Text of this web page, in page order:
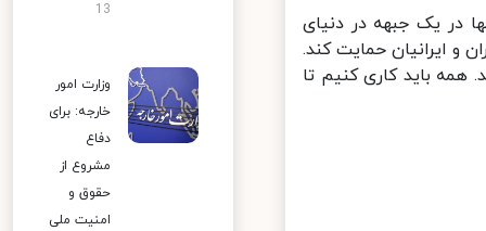
در یک جبهه در دنیای
ایرانیان حمایت کند.
باید کاری کنیم تا
13
وزارت امور
خارجه: برای
دفاع
مشروع از
حقوق و
امنیت ملی